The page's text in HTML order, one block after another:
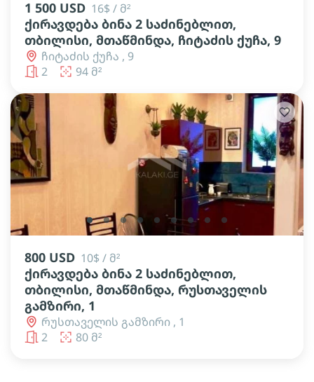
1 500 USD 16$ / მ²
ქირავდება ბინა 2 საძინებლით,
თბილისი, მთაწმინდა, ჩიტაძის ქუჩა, 9
ჩიტაძის ქუჩა , 9
2
94 მ²
lens lens lens lens lens lens lens lens lens
800 USD 10$ / მ²
ქირავდება ბინა 2 საძინებლით,
თბილისი, მთაწმინდა, რუსთაველის
გამზირი, 1
რუსთაველის გამზირი , 1
2
80 მ²